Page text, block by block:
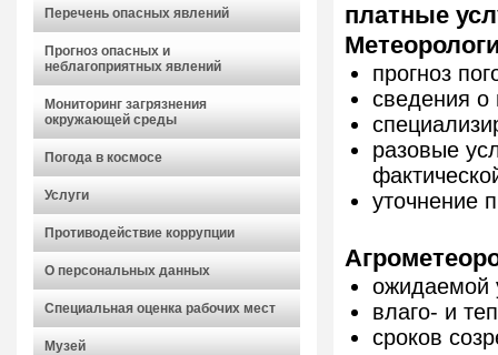
Перечень опасных явлений
Прогноз опасных и
неблагоприятных явлений
Мониторинг загрязнения
окружающей среды
Погода в космосе
Услуги
Противодействие коррупции
О персональных данных
Специальная оценка рабочих мест
Музей
платные
прогноз
сведения о
разовые
уточнение
ожидаемой
влаго- и
сроков